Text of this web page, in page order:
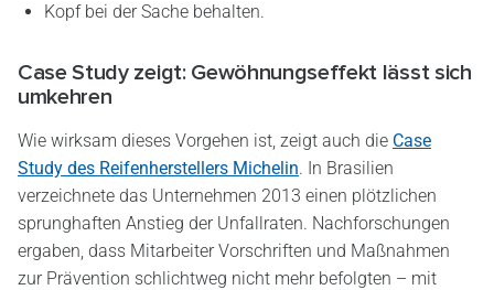
Kopf bei der Sache behalten.
Case Study zeigt: Gewöhnungseffekt lässt sich
umkehren
Wie wirksam dieses Vorgehen ist, zeigt auch die Case
Study des Reifenherstellers Michelin. In Brasilien
verzeichnete das Unternehmen 2013 einen plötzlichen
sprunghaften Anstieg der Unfallraten. Nachforschungen
ergaben, dass Mitarbeiter Vorschriften und Maßnahmen
zur Prävention schlichtweg nicht mehr befolgten – mit